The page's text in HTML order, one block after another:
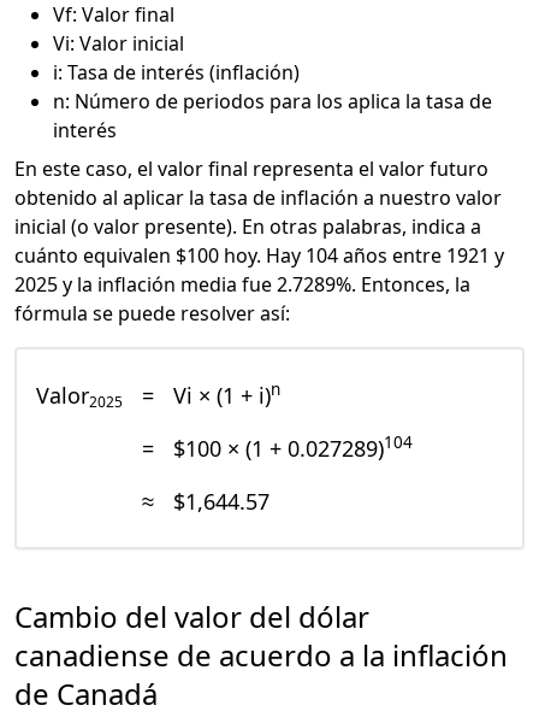
Vf: Valor final
Vi: Valor inicial
i: Tasa de interés (inflación)
n: Número de periodos para los aplica la tasa de
interés
En este caso, el valor final representa el valor futuro
obtenido al aplicar la tasa de inflación a nuestro valor
inicial (o valor presente). En otras palabras, indica a
cuánto equivalen $100 hoy. Hay 104 años entre 1921 y
2025 y la inflación media fue 2.7289%. Entonces, la
fórmula se puede resolver así:
Valor2025 = Vi × (1 + i)n
= $100 × (1 + 0.027289)104
≈ $1,644.57
Cambio del valor del dólar
canadiense de acuerdo a la inflación
de Canadá